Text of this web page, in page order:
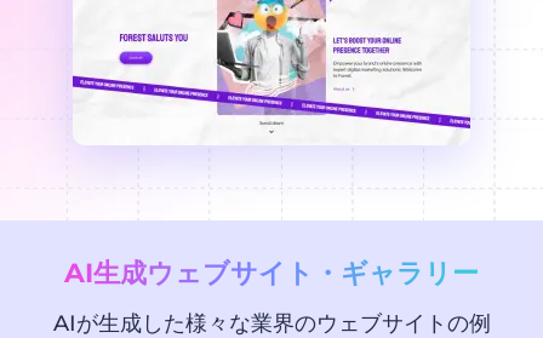
AI生成ウェブサイト・ギャラリー
AIが生成した様々な業界のウェブサイトの例